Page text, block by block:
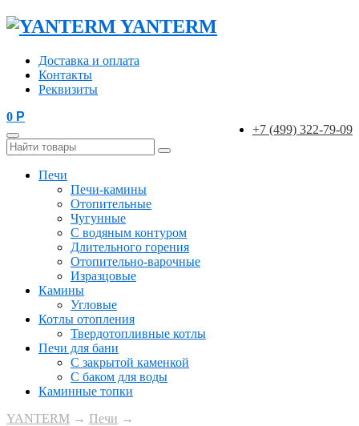
YANTERM
Доставка и оплата
Контакты
Реквизиты
+7 (499) 322-79-09
0 Р
Печи
Печи-камины
Отопительные
Чугунные
С водяным контуром
Длительного горения
Отопительно-варочные
Изразцовые
Камины
Угловые
Котлы отопления
Твердотопливные котлы
Печи для бани
С закрытой каменкой
С баком для воды
Каминные топки
YANTERM → Печи →